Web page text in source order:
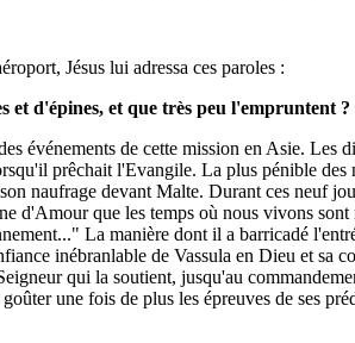
Jésus lui adressa ces paroles :
et d'épines, et que très peu l'empruntent ?
événements de cette mission en Asie. Les
prêchait l'Evangile. La plus pénible
naufrage devant Malte. Durant ces neuf
d'Amour que les temps où nous vivons
La manière dont il a barricadé
inébranlable de Vassula en Dieu et
qui la soutient, jusqu'au
une fois de plus les épreuves de ses